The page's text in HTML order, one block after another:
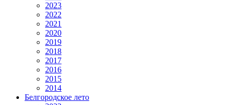
2023
2022
2021
2020
2019
2018
2017
2016
2015
2014
Белгородское лето